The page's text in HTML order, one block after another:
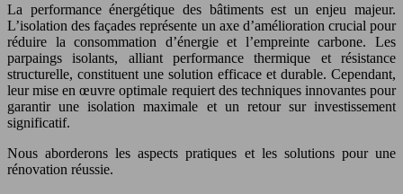
La performance énergétique des bâtiments est un enjeu majeur.
L’isolation des façades représente un axe d’amélioration crucial pour
réduire la consommation d’énergie et l’empreinte carbone. Les
parpaings isolants, alliant performance thermique et résistance
structurelle, constituent une solution efficace et durable. Cependant,
leur mise en œuvre optimale requiert des techniques innovantes pour
garantir une isolation maximale et un retour sur investissement
significatif.
Nous aborderons les aspects pratiques et les solutions pour une
rénovation réussie.